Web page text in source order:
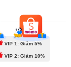
VIP 1: Giảm 5%
VIP 2: Giảm 10%